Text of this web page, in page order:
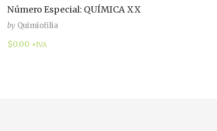
Número Especial: QUÍMICA XX
by Quimiofilia
$0.00 +IVA